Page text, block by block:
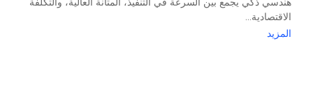
الاقتصادية...
المزيد